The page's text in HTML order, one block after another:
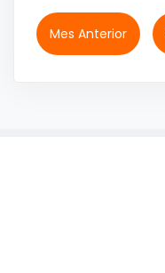
Mes Anterior